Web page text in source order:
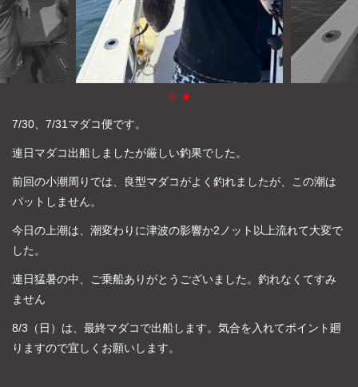
7/30、7/31マダコ便です。
連日マダコ出船しましたが厳しい釣果でした。
前回の小潮周りでは、良型マダコがよく釣れましたが、この潮は
パットしません。
今日の上潮は、潮変わりに津波の影響か2ノット以上流れて大変で
した。
連日猛暑の中、ご乗船ありがとうございました。釣れなくてすみ
ません
8/3（日）は、最終マダコで出船します。気合を入れてポイント廻
りますので宜しくお願いします。